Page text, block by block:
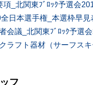
項_北関東ﾌﾞﾛｯｸ予選会
日本選手権_本選枠早見
会議_北関東ﾌﾞﾛｯｸ予選
ラフト器材（サーフス
フ